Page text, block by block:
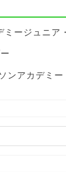
ミージュニア
ンアカデミー